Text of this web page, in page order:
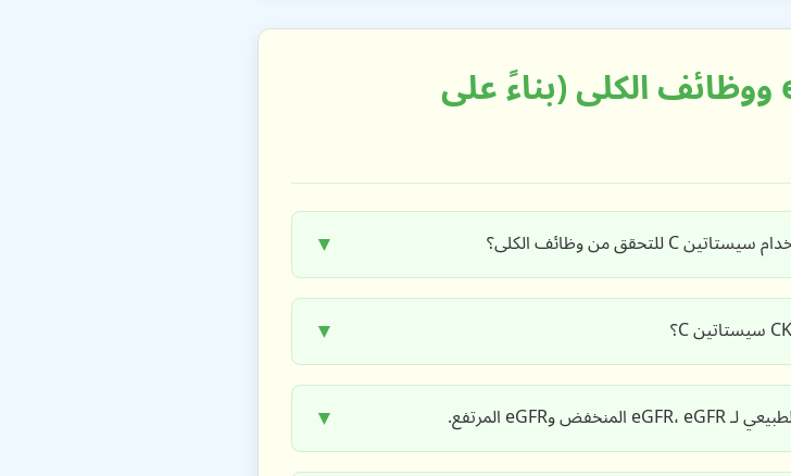
الأسئلة الشائعة حول eGFR ووظائف الكلى (بناءً على
▼
▼
▼